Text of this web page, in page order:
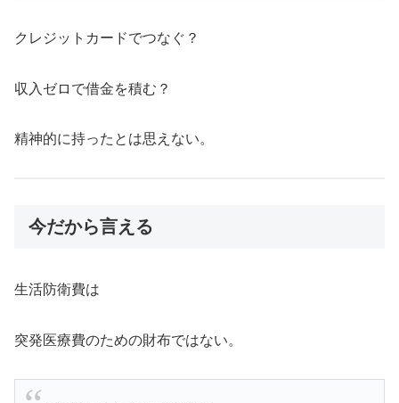
クレジットカードでつなぐ？
収入ゼロで借金を積む？
精神的に持ったとは思えない。
今だから言える
生活防衛費は
突発医療費のための財布ではない。